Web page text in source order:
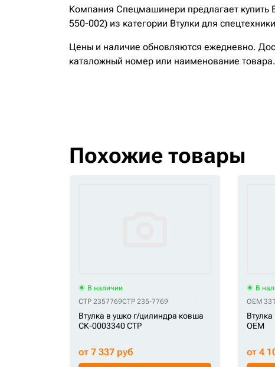
Компания Спецмашинери предлагает
550-002) из категории Втулки для
Цены и наличие обновляются ежедневно.
каталожный номер или наименование товара.
Похожие товары
В наличии
CTP 2357769CTP 235-7769
Втулка в ушко г/цилиндра ковша
СК-0003340 CTP
от 7 337 руб
В
OEM
OEM
от 4